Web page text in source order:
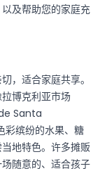
及帮助您的家庭充
，适合家庭共享。
博克利亚市场
Santa
缤纷的水果、糖
地特色。许多摊贩
随意的、适合孩子